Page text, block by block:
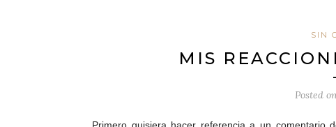
SIN
MIS
Posted